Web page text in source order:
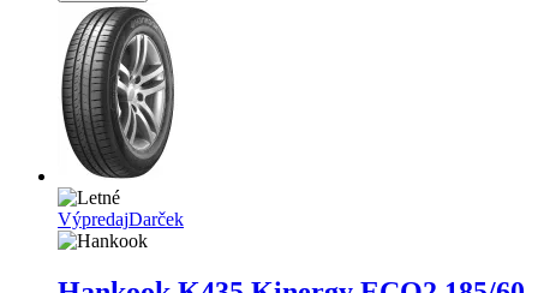
VýpredajDarček